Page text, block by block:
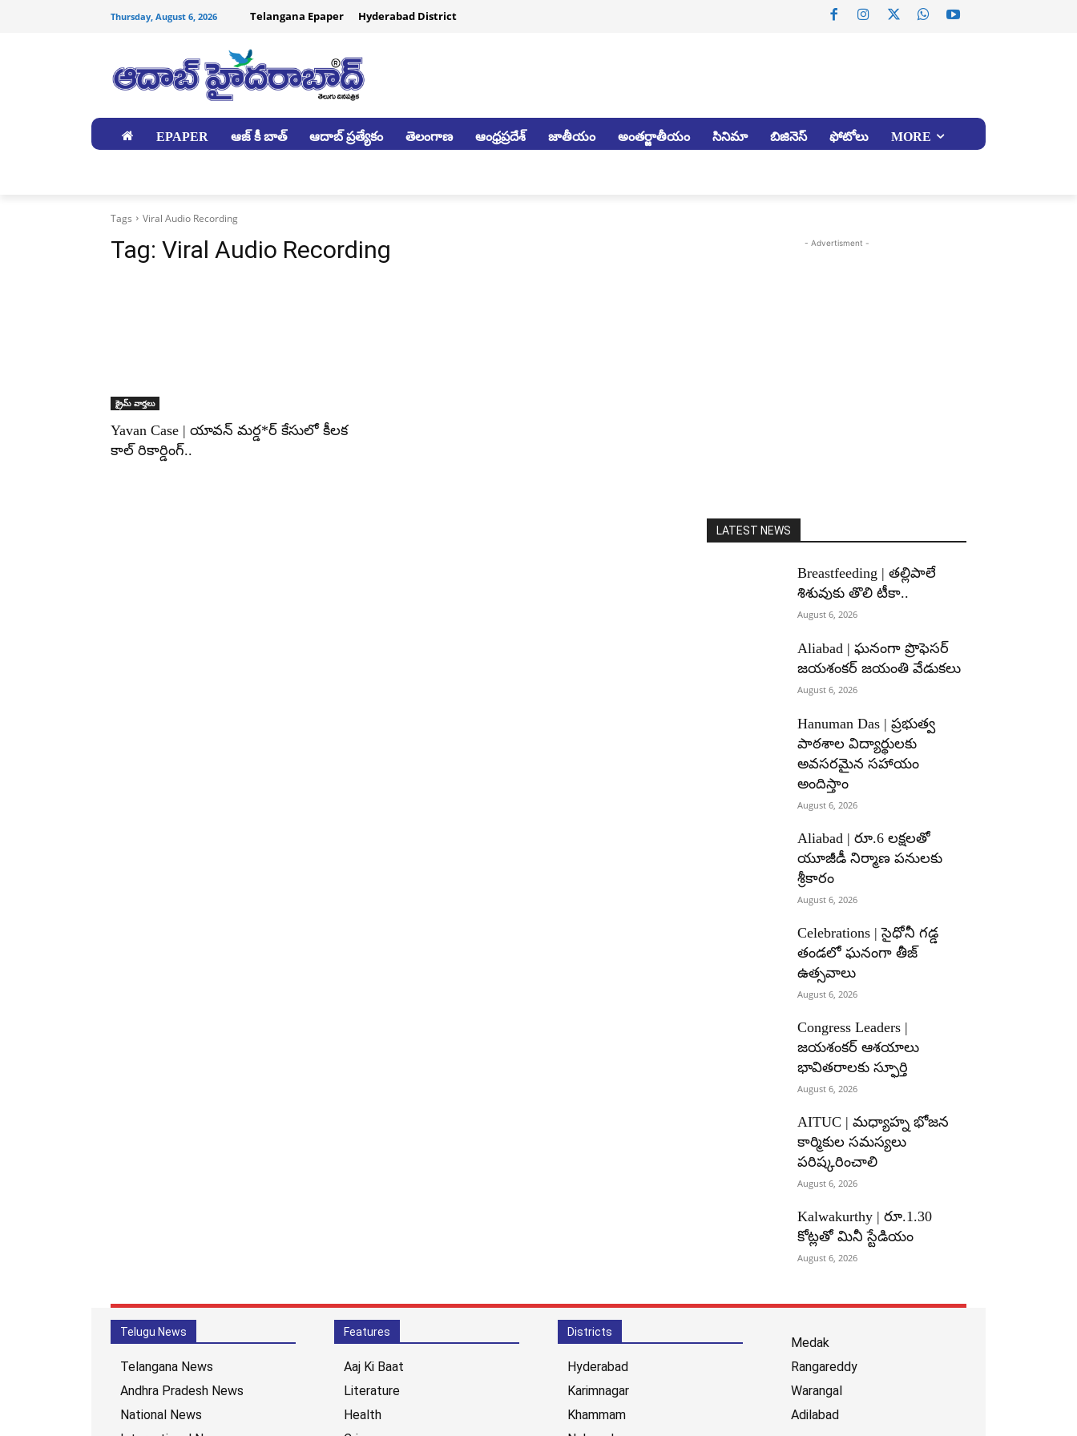
Thursday, August 6, 2026 Telangana Epaper Hyderabad District
EPAPER ఆజ్ కీ బాత్ ఆదాబ్ ప్రత్యేకం తెలంగాణ ఆంధ్రప్రదేశ్ జాతీయం అంతర్జాతీయం సినిమా బిజినెస్ ఫోటోలు MORE
Tags Viral Audio Recording
Tag: Viral Audio Recording
క్రైమ్ వార్తలు
Yavan Case | యావన్ మర్డ*ర్ కేసులో కీలక
కాల్ రికార్డింగ్..
- Advertisment -
LATEST NEWS
Breastfeeding | తల్లిపాలే
శిశువుకు తొలి టీకా..
August 6, 2026
Aliabad | ఘనంగా ప్రొఫెసర్
జయశంకర్ జయంతి వేడుకలు
August 6, 2026
Hanuman Das | ప్రభుత్వ
పాఠశాల విద్యార్థులకు
అవసరమైన సహాయం
అందిస్తాం
August 6, 2026
Aliabad | రూ.6 లక్షలతో
యూజీడీ నిర్మాణ పనులకు
శ్రీకారం
August 6, 2026
Celebrations | సైధోనీ గడ్డ
తండలో ఘనంగా తీజ్
ఉత్సవాలు
August 6, 2026
Congress Leaders |
జయశంకర్ ఆశయాలు
భావితరాలకు స్ఫూర్తి
August 6, 2026
AITUC | మధ్యాహ్న భోజన
కార్మికుల సమస్యలు
పరిష్కరించాలి
August 6, 2026
Kalwakurthy | రూ.1.30
కోట్లతో మినీ స్టేడియం
August 6, 2026
Telugu News
Telangana News
Andhra Pradesh News
National News
Features
Aaj Ki Baat
Literature
Health
Districts
Hyderabad
Karimnagar
Khammam
Medak
Rangareddy
Warangal
Adilabad